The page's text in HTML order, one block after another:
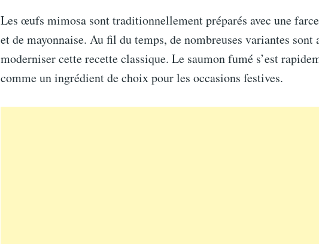
Les œufs mimosa sont traditionnellement préparés avec une
et de mayonnaise. Au fil du temps, de nombreuses variantes sont
moderniser cette recette classique. Le saumon fumé s’est
comme un ingrédient de choix pour les occasions festives.